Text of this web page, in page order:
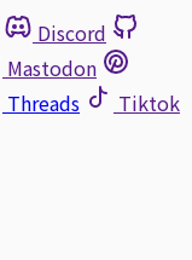
Discord
Mastodon
Threads
Tiktok